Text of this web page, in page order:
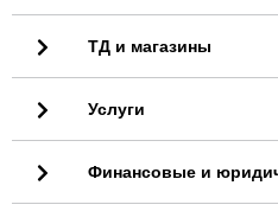
ТД и магазины
Услуги
Финансовые и